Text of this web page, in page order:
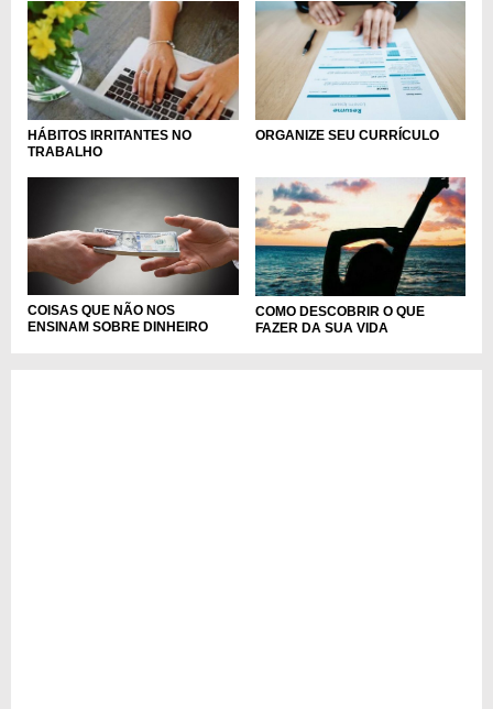
HÁBITOS IRRITANTES NO
TRABALHO
ORGANIZE SEU CURRÍCULO
COISAS QUE NÃO NOS
ENSINAM SOBRE DINHEIRO
COMO DESCOBRIR O QUE
FAZER DA SUA VIDA